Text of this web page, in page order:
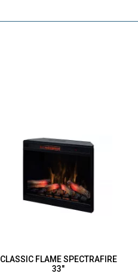
CLASSIC FLAME SPECTRAFIRE
33"